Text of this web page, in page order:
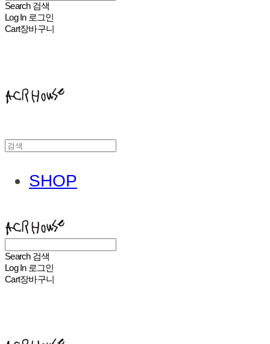
Search 검색
Log In 로그인
Cart장바구니
SHOP
Search 검색
Log In 로그인
Cart장바구니